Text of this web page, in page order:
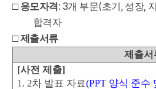
□ 응모자격 : 3개 부문(초기 , 성장,
합격자
□제출서류
제출서
[사전 제출]
1. 2차 발표 자료(PPT 양식 준수